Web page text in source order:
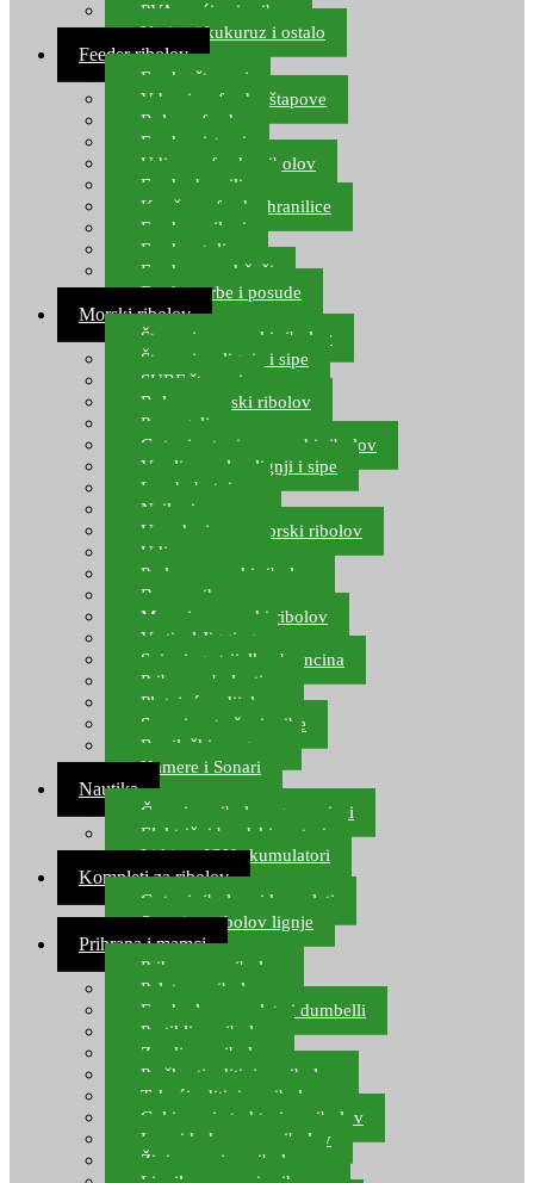
PVA vrećice i pribor
Umjetni kukuruz i ostalo
Feeder ribolov
Feeder štapovi
Vrhovi za feeder štapove
Role za feeder
Feeder sistemi
Udice za feeder ribolov
Feeder hranilice
Kopče za feeder hranilice
Feeder najloni
Feeder stolice
Feeder arm držači
Feeder torbe i posude
Morski ribolov
Štapovi za morski ribolov
Štapovi za lignje i sipe
SURF štapovi
Role za morski ribolov
Parangali
Gotovi setovi za morski ribolov
Varalice za lov lignji i sipe
Lov hobotnice
Najloni za more
Upredenice za morski ribolov
Udice za more
Perle za morski ribolov
Brum prihrana za more
Mamci za morski ribolov
Vertical Jigging
Spinning strijelke, brancina
Pribor za bolentino
Plutajuća odijela
Sonari za traženje ribe
Ronilački program
Kamere i Sonari
Nautika
Čamci za ribolov, gumenjaci
Električni brodski motori
Lithium ION akumulatori
Kompleti za ribolov
Gotovi ribolovni kompleti
Setovi za ribolov lignje
Prihrana i mamci
Prihrana za ribolov
Pelete za ribolov
Feeder lovne pelete i dumbelli
Partikli za ribolov
Zemlja za ribolov
Praškasti aditivi za ribolov
Tekući aditivi za ribolov
Gel i sprej atraktori za ribolov
Lovni kukuruz za ribolov
Živi mamci za ribolov